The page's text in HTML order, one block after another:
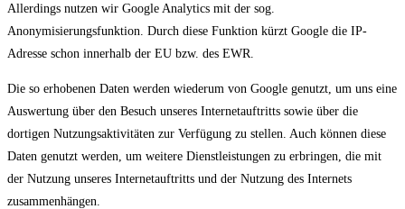
Allerdings nutzen wir Google Analytics mit der sog.
Anonymisierungsfunktion. Durch diese Funktion kürzt Google die IP-
Adresse schon innerhalb der EU bzw. des EWR.
Die so erhobenen Daten werden wiederum von Google genutzt, um uns eine
Auswertung über den Besuch unseres Internetauftritts sowie über die
dortigen Nutzungsaktivitäten zur Verfügung zu stellen. Auch können diese
Daten genutzt werden, um weitere Dienstleistungen zu erbringen, die mit
der Nutzung unseres Internetauftritts und der Nutzung des Internets
zusammenhängen.